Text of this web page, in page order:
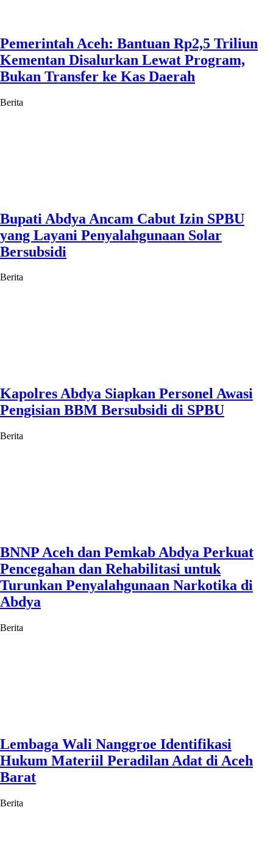
Pemerintah Aceh: Bantuan Rp2,5 Triliun
Kementan Disalurkan Lewat Program,
Bukan Transfer ke Kas Daerah
Berita
Bupati Abdya Ancam Cabut Izin SPBU
yang Layani Penyalahgunaan Solar
Bersubsidi
Berita
Kapolres Abdya Siapkan Personel Awasi
Pengisian BBM Bersubsidi di SPBU
Berita
BNNP Aceh dan Pemkab Abdya Perkuat
Pencegahan dan Rehabilitasi untuk
Turunkan Penyalahgunaan Narkotika di
Abdya
Berita
Lembaga Wali Nanggroe Identifikasi
Hukum Materiil Peradilan Adat di Aceh
Barat
Berita